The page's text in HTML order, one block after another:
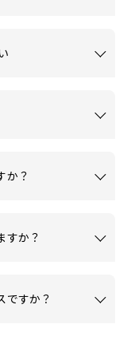
か？
すか？
ですか？